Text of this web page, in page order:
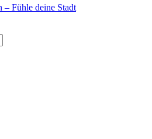
– Fühle deine Stadt